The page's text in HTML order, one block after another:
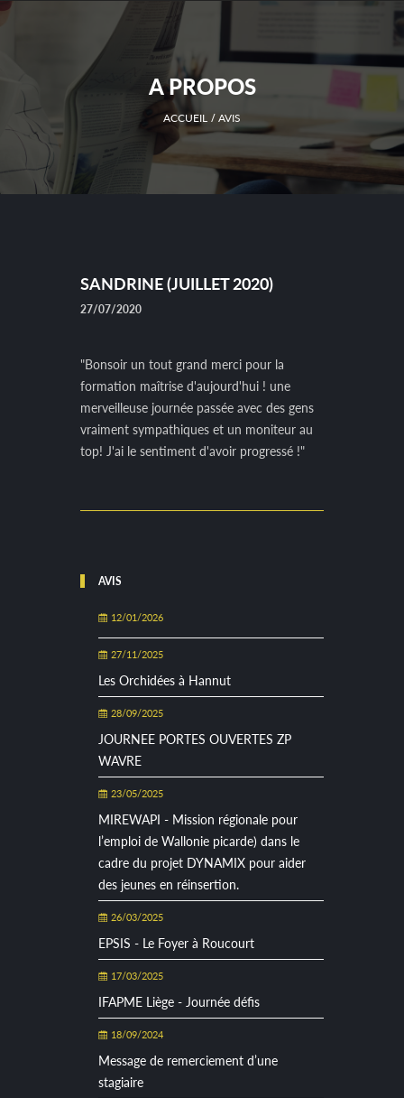
A PROPOS
ACCUEIL AVIS
SANDRINE (JUILLET 2020)
27/07/2020
"Bonsoir un tout grand merci pour la
formation maîtrise d'aujourd'hui ! une
merveilleuse journée passée avec des gens
vraiment sympathiques et un moniteur au
top! J'ai le sentiment d'avoir progressé !"
AVIS
12/01/2026
27/11/2025
Les Orchidées à Hannut
28/09/2025
JOURNEE PORTES OUVERTES ZP
WAVRE
23/05/2025
MIREWAPI - Mission régionale pour
l’emploi de Wallonie picarde) dans le
cadre du projet DYNAMIX pour aider
des jeunes en réinsertion.
26/03/2025
EPSIS - Le Foyer à Roucourt
17/03/2025
IFAPME Liège - Journée défis
18/09/2024
Message de remerciement d’une
stagiaire